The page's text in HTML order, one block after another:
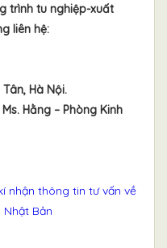
trình tu nghiệp-xuất
liên hệ:
Hà Nội.
Hằng – Phòng Kinh
nhận thông tin tư vấn về
Bản